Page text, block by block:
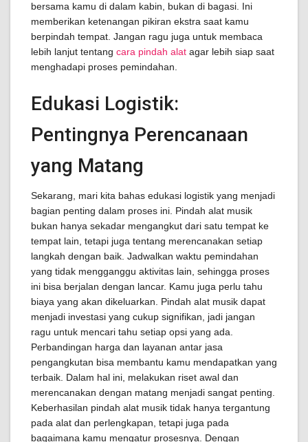
bersama kamu di dalam kabin, bukan di bagasi. Ini
memberikan ketenangan pikiran ekstra saat kamu
berpindah tempat. Jangan ragu juga untuk membaca
lebih lanjut tentang cara pindah alat agar lebih siap saat
menghadapi proses pemindahan.
Edukasi Logistik:
Pentingnya Perencanaan
yang Matang
Sekarang, mari kita bahas edukasi logistik yang menjadi
bagian penting dalam proses ini. Pindah alat musik
bukan hanya sekadar mengangkut dari satu tempat ke
tempat lain, tetapi juga tentang merencanakan setiap
langkah dengan baik. Jadwalkan waktu pemindahan
yang tidak mengganggu aktivitas lain, sehingga proses
ini bisa berjalan dengan lancar. Kamu juga perlu tahu
biaya yang akan dikeluarkan. Pindah alat musik dapat
menjadi investasi yang cukup signifikan, jadi jangan
ragu untuk mencari tahu setiap opsi yang ada.
Perbandingan harga dan layanan antar jasa
pengangkutan bisa membantu kamu mendapatkan yang
terbaik. Dalam hal ini, melakukan riset awal dan
merencanakan dengan matang menjadi sangat penting.
Keberhasilan pindah alat musik tidak hanya tergantung
pada alat dan perlengkapan, tetapi juga pada
bagaimana kamu mengatur prosesnya. Dengan